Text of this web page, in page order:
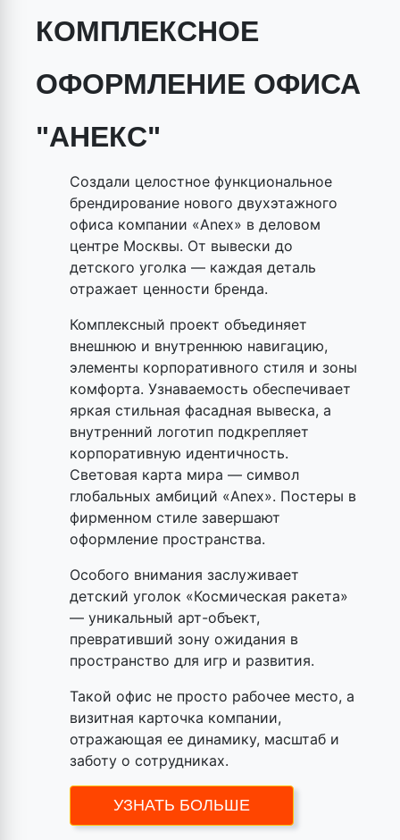
КОМПЛЕКСНОЕ
ОФОРМЛЕНИЕ ОФИСА
"АНЕКС"
Создали целостное функциональное
брендирование нового двухэтажного
офиса компании «Anex» в деловом
центре Москвы. От вывески до
детского уголка — каждая деталь
отражает ценности бренда.
Комплексный проект объединяет
внешнюю и внутреннюю навигацию,
элементы корпоративного стиля и зоны
комфорта. Узнаваемость обеспечивает
яркая стильная фасадная вывеска, а
внутренний логотип подкрепляет
корпоративную идентичность.
Световая карта мира — символ
глобальных амбиций «Anex». Постеры в
фирменном стиле завершают
оформление пространства.
Особого внимания заслуживает
детский уголок «Космическая ракета»
— уникальный арт-объект,
превративший зону ожидания в
пространство для игр и развития.
Такой офис не просто рабочее место, а
визитная карточка компании,
отражающая ее динамику, масштаб и
заботу о сотрудниках.
УЗНАТЬ БОЛЬШЕ